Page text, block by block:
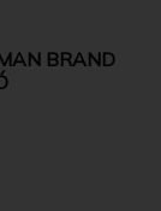
BRAND